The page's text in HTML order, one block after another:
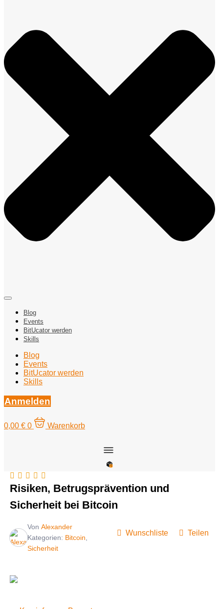
Blog
Events
BitUcator werden
Skills
Blog
Events
BitUcator werden
Skills
Anmelden
0,00 € 0 Warenkorb
Risiken, Betrugsprävention und
Sicherheit bei Bitcoin
Von Alexander
Kategorien: Bitcoin,
Sicherheit
Wunschliste Teilen